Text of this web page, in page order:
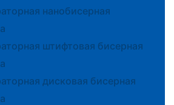
нанобисерная
штифтовая бисерная
дисковая бисерная